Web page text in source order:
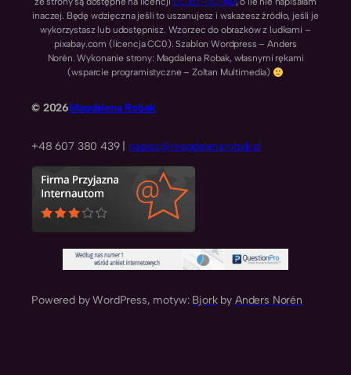
inaczej. Będę wdzięczna jeśli to uszanujesz i wskażesz źródło, jeśli je
wykorzystasz lub udostępnisz. Wzorzec do obrazków z ludkami –
pixabay.com (licencja CC0). Szablon Wordpress – Anders
Norén. Wykonanie strony: Magdalena Robak, własnymi rękami
(wsparcie programistyczne – Zoltan Multimedia)
© 2026Magdalena Robak
+48 607 380 439 | napisz@magdalenarobak.pl
Powered by WordPress, motyw: Bjorkby Anders Norén